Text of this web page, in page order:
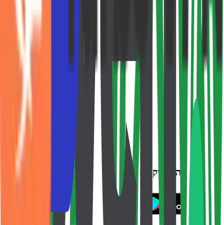
Fiverr
₪162
Preply
עד ₪44
TurboVPN
הורידו את האפליקציה